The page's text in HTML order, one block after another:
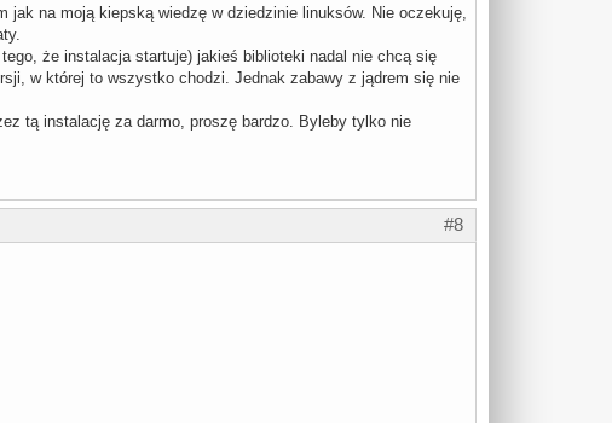
na moją kiepską wiedzę w dziedzinie linuksów. Nie oczekuję,
że instalacja startuje) jakieś biblioteki nadal nie chcą się
w której to wszystko chodzi. Jednak zabawy z jądrem się nie
tą instalację za darmo, proszę bardzo. Byleby tylko nie
#8